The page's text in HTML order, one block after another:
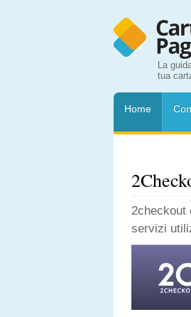
La
tua
Home
2checkout
servizi